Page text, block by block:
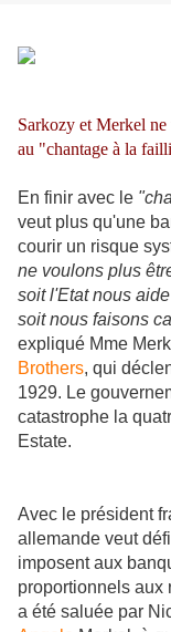
Sarkozy et Merkel
au "chantage à la
En finir avec le
veut plus qu'une
courir un risque
ne voulons plus
soit l'Etat nous
soit nous faisons
expliqué Mme
Brothers, qui
1929. Le
catastrophe la
Estate.
Avec le président
allemande veut
imposent aux
proportionnels aux
a été saluée par